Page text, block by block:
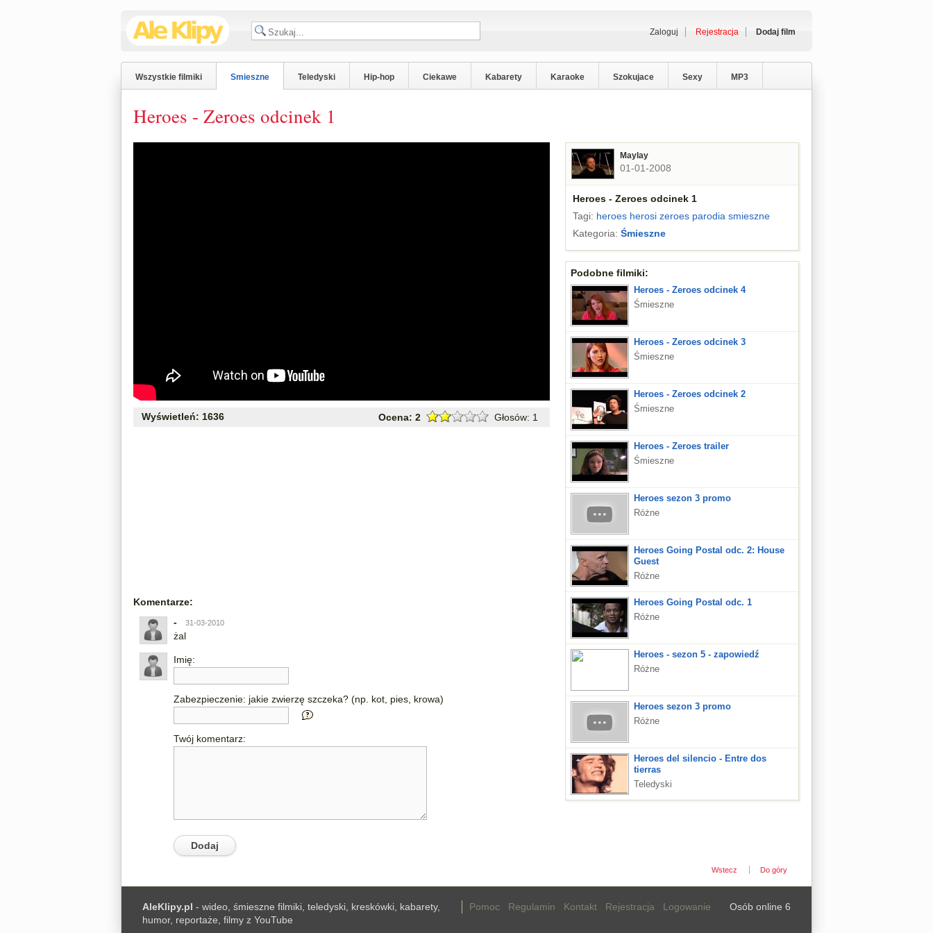
Zaloguj Rejestracja Dodaj film
Wszystkie filmiki Smieszne Teledyski Hip-hop Ciekawe Kabarety Karaoke Szokujace Sexy MP3
Heroes - Zeroes odcinek 1
Wyświetleń: 1636 Ocena: 2 Głosów: 1
Komentarze:
-
31-03-2010
żal
Imię:
Zabezpieczenie: jakie zwierzę szczeka? (np. kot, pies, krowa)
Twój komentarz:
Maylay
01-01-2008
Heroes - Zeroes odcinek 1
Tagi: heroes herosi zeroes parodia smieszne
Kategoria: Śmieszne
Podobne filmiki:
Heroes - Zeroes odcinek 4
Śmieszne
Heroes - Zeroes odcinek 3
Śmieszne
Heroes - Zeroes odcinek 2
Śmieszne
Heroes - Zeroes trailer
Śmieszne
Heroes sezon 3 promo
Różne
Heroes Going Postal odc. 2: House
Guest
Różne
Heroes Going Postal odc. 1
Różne
Heroes - sezon 5 - zapowiedź
Różne
Heroes sezon 3 promo
Różne
Heroes del silencio - Entre dos
tierras
Teledyski
Wstecz Do góry
AleKlipy.pl - wideo, śmieszne filmiki, teledyski, kreskówki, kabarety,
humor, reportaże, filmy z YouTube
Pomoc Regulamin Kontakt Rejestracja Logowanie Osób online 6